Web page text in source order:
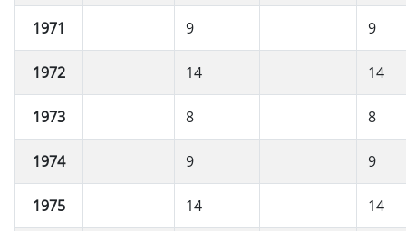
1971 9 9
1972 14 14
1973 8 8
1974 9 9
1975 14 14